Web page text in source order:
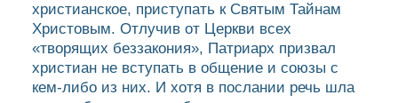
христианское, приступать к Святым Тайнам
Христовым. Отлучив от Церкви всех
«творящих беззакония», Патриарх призвал
христиан не вступать в общение и союзы с
кем-либо из них. И хотя в послании речь шла